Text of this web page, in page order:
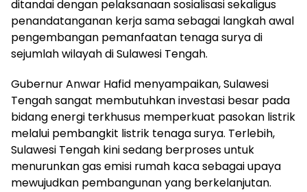
ditandai dengan pelaksanaan sosialisasi sekaligus
penandatanganan kerja sama sebagai langkah awal
pengembangan pemanfaatan tenaga surya di
sejumlah wilayah di Sulawesi Tengah.
Gubernur Anwar Hafid menyampaikan, Sulawesi
Tengah sangat membutuhkan investasi besar pada
bidang energi terkhusus memperkuat pasokan listrik
melalui pembangkit listrik tenaga surya. Terlebih,
Sulawesi Tengah kini sedang berproses untuk
menurunkan gas emisi rumah kaca sebagai upaya
mewujudkan pembangunan yang berkelanjutan.